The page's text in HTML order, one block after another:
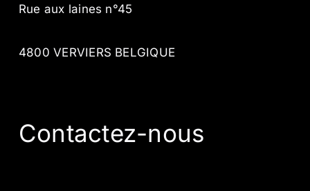
Rue aux laines n°45
4800 VERVIERS BELGIQUE
Contactez-nous